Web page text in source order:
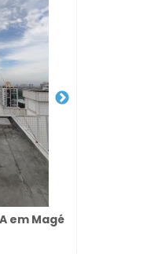
em Magé